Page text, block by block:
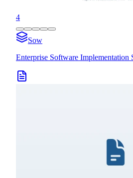
4
Sow
Enterprise Software Implementation